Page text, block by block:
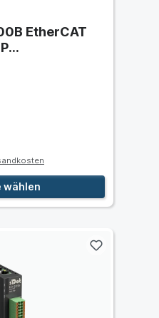
EtherCAT
wählen